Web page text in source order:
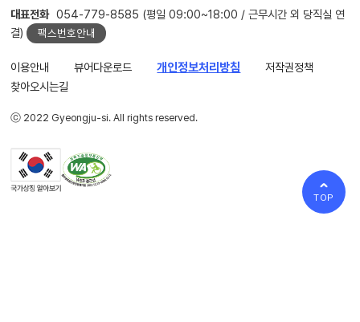
대표전화 054-779-8585 (평일 09:00~18:00 / 근무시간 외 당직실 연
결)
팩스번호안내
이용안내 뷰어다운로드 개인정보처리방침
저작권정책
찾아오시는길
ⓒ 2022 Gyeongju-si. All rights reserved.
TOP